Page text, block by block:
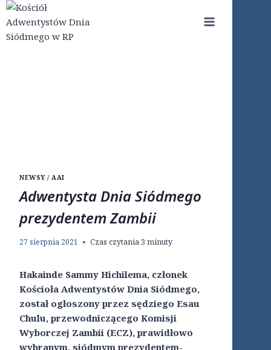
Przejdź
do
treści
NEWSY / AAI
Adwentysta Dnia Siódmego
prezydentem Zambii
27 sierpnia 2021 Czas czytania 3 minuty
Hakainde Sammy Hichilema, członek
Kościoła Adwentystów Dnia Siódmego,
został ogłoszony przez sędziego Esau
Chulu, przewodniczącego Komisji
Wyborczej Zambii (ECZ), prawidłowo
wybranym, siódmym prezydentem-